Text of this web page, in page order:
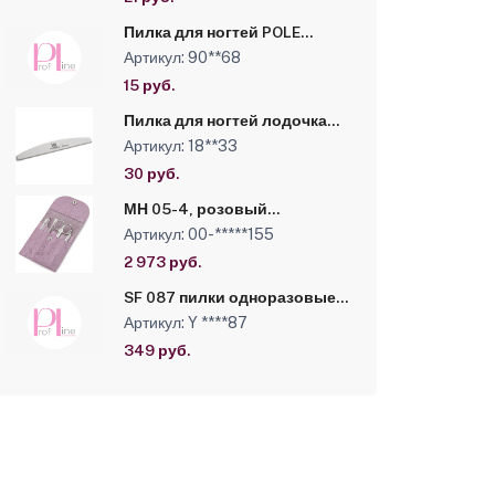
Пилка для ногтей POLE
"Бумеранг" 240/240
улучшенная в
индивидуальной упаковке
Артикул: 90**68
15 руб.
Пилка для ногтей лодочка
240/240 (ногтевая
маньячка)
Артикул: 18**33
30 руб.
МН 05-4, розовый
перламутр, натур кожа, 5
предметов, на кнопке
Артикул: 00-*****155
2 973 руб.
SF 087 пилки одноразовые
50 шт черный 13,2 см 150/220
грит
Артикул: Y ****87
349 руб.